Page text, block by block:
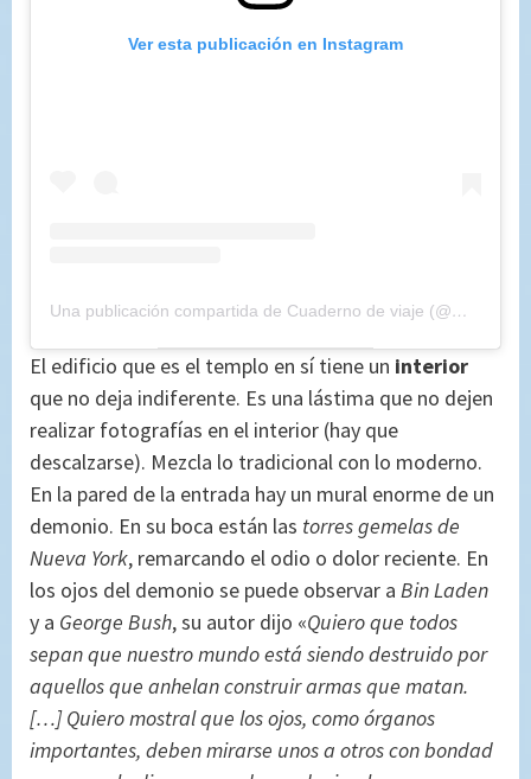
Ver esta publicación en Instagram
Una publicación compartida de Cuaderno de viaje (@maryajosess)
El edificio que es el templo en sí tiene un interior
que no deja indiferente. Es una lástima que no dejen
realizar fotografías en el interior (hay que
descalzarse). Mezcla lo tradicional con lo moderno.
En la pared de la entrada hay un mural enorme de un
demonio. En su boca están las torres gemelas de
Nueva York, remarcando el odio o dolor reciente. En
los ojos del demonio se puede observar a Bin Laden
y a George Bush, su autor dijo «Quiero que todos
sepan que nuestro mundo está siendo destruido por
aquellos que anhelan construir armas que matan.
[…] Quiero mostral que los ojos, como órganos
importantes, deben mirarse unos a otros con bondad